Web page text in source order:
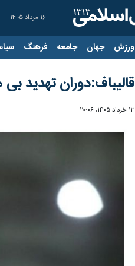
۱۶ مرداد ۱۴۰۵
ورزش جهان جامعه فرهنگ
قالیباف:دوران تهدید
۱۳ خرداد ۱۴۰۵، ۲۰:۰۶